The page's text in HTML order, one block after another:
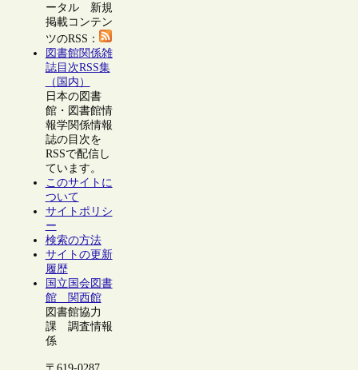
ータル 新規
掲載コンテン
ツのRSS：
図書館関係雑
誌目次RSS集
（国内）
日本の図書
館・図書館情
報学関係情報
誌の目次を
RSSで配信し
ています。
このサイトに
ついて
サイトポリシ
ー
検索の方法
サイトの更新
履歴
国立国会図書
館 関西館
図書館協力
課 調査情報
係